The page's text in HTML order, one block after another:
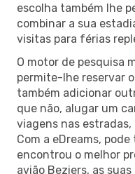
escolha também lhe
combinar a sua
visitas para férias
O motor de pesquisa
permite-lhe reservar
também adicionar
que não, alugar um
viagens nas
Com a eDreams,
encontrou o melhor
avião Beziers, as